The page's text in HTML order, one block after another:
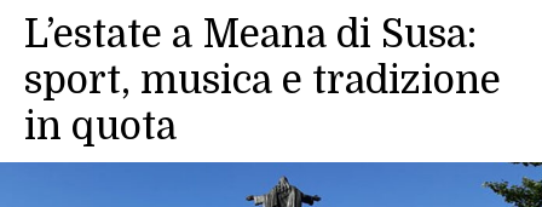
L’estate a Meana di Susa:
sport, musica e tradizione
in quota